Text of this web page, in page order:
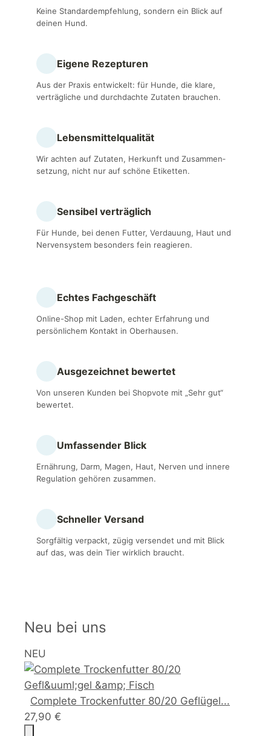
Keine Standardempfehlung, sondern ein Blick auf
deinen Hund.
Eigene Rezepturen
Aus der Praxis entwickelt: für Hunde, die klare,
verträgliche und durchdachte Zutaten brauchen.
Lebensmittel­qualität
Wir achten auf Zutaten, Herkunft und Zusammen­
setzung, nicht nur auf schöne Etiketten.
Sensibel verträglich
Für Hunde, bei denen Futter, Verdauung, Haut und
Nerven­system besonders fein reagieren.
Echtes Fachgeschäft
Online-Shop mit Laden, echter Erfahrung und
persönlichem Kontakt in Oberhausen.
Ausgezeichnet bewertet
Von unseren Kunden bei Shopvote mit „Sehr gut“
bewertet.
Umfassender Blick
Ernährung, Darm, Magen, Haut, Nerven und innere
Regulation gehören zusammen.
Schneller Versand
Sorgfältig verpackt, zügig versendet und mit Blick
auf das, was dein Tier wirklich braucht.
Neu bei uns
NEU
Complete Trockenfutter 80/20 Geflügel...
27,90 €